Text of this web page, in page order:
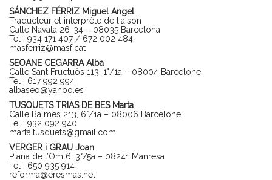
SÁNCHEZ FÉRRIZ Miguel Angel
Traducteur et interprète de liaison
Calle Navata 26-34 – 08035 Barcelona
Tel : 934 171 407 / 672 002 484
masferriz@masf.cat
SEOANE CEGARRA Alba
Calle Sant Fructuòs 113, 1°/1a – 08004 Barcelone
Tel : 617 992 994
albaseo@yahoo.es
TUSQUETS TRIAS DE BES Marta
Calle Balmes 213, 6°/1a – 08006 Barcelone
Tel : 932 092 940
marta.tusquets@gmail.com
VERGER i GRAU Joan
Plana de l’Om 6, 3°/5a – 08241 Manresa
Tel : 650 935 914
reforma@eresmas.net